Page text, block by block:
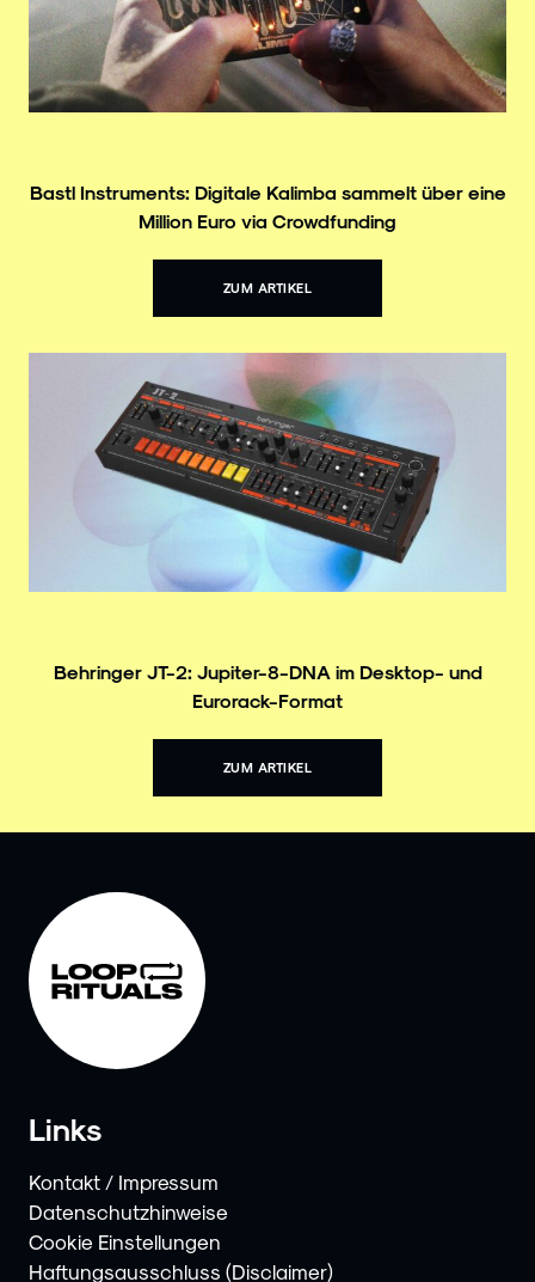
Bastl Instruments: Digitale Kalimba sammelt über eine
Million Euro via Crowdfunding
ZUM ARTIKEL
Behringer JT-2: Jupiter-8-DNA im Desktop- und
Eurorack-Format
ZUM ARTIKEL
Links
Kontakt / Impressum
Datenschutzhinweise
Cookie Einstellungen
Haftungsausschluss (Disclaimer)